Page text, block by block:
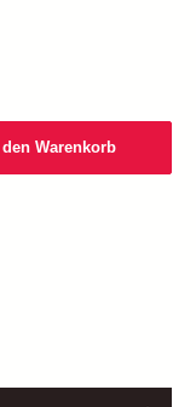
die Schaltflächen um die
den Warenkorb